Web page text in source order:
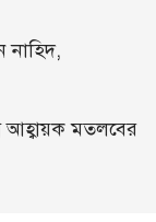
আহ্বায়ক মতলবের